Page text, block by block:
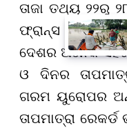
ତାଜା ତଥ୍ୟ ୨୨ରୁ
ଫ୍ରାନ୍ସ
ଦେଶର ଅନେକ
ଓ ଦିନର
ଗରମ ୟୁରୋପର
ତାପମାତ୍ରା